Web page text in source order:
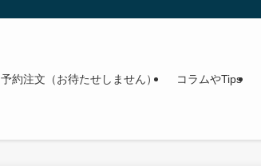
予約注文（お待たせしません） コラムやTips